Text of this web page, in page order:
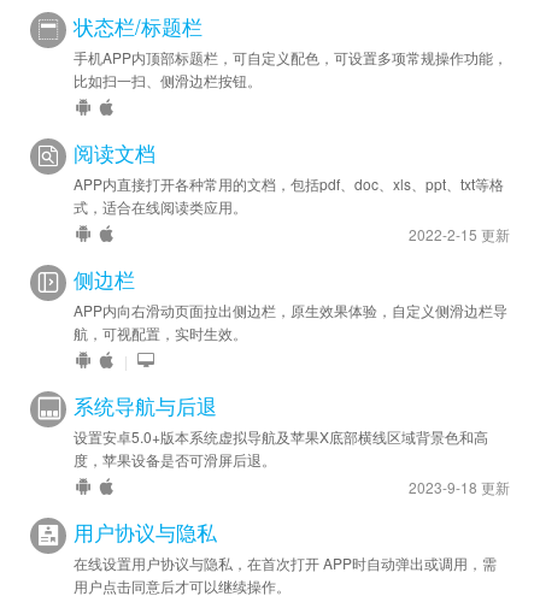
状态栏/标题栏
手机APP内顶部标题栏，可自定义配色，可设置多项常规操作功能，
比如扫一扫、侧滑边栏按钮。
阅读文档
APP内直接打开各种常用的文档，包括pdf、doc、xls、ppt、txt等格
式，适合在线阅读类应用。
2022-2-15 更新
侧边栏
APP内向右滑动页面拉出侧边栏，原生效果体验，自定义侧滑边栏导
航，可视配置，实时生效。
|
系统导航与后退
设置安卓5.0+版本系统虚拟导航及苹果X底部横线区域背景色和高
度，苹果设备是否可滑屏后退。
2023-9-18 更新
用户协议与隐私
在线设置用户协议与隐私，在首次打开 APP时自动弹出或调用，需
用户点击同意后才可以继续操作。